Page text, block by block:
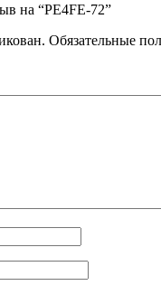
на “РЕ4FE-72”
Обязательные